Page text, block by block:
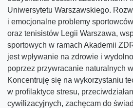
Uniwersytetu Warszawskiego.
i emocjonalne problemy
oraz tenisistów Legii Warszawa,
sportowych w ramach Akademii
jest wpływanie na zdrowie i
poprzez przywracanie naturalnych
Koncentruję się na wykorzystaniu
w profilaktyce stresu,
cywilizacyjnych, zachęcam do